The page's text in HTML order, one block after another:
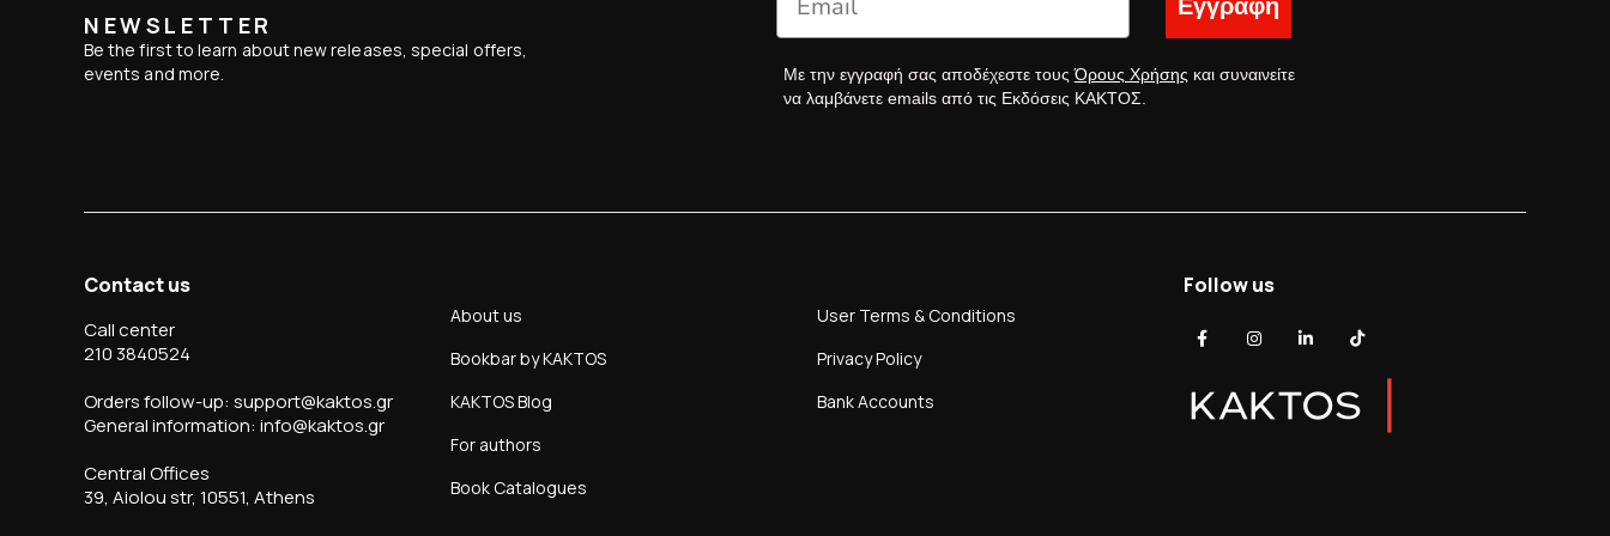
NEWSLETTER
Be the first to learn about new releases, special offers,
events and more.
Με την εγγραφή σας αποδέχεστε τουςΌρους Χρήσης και συναινείτε
να λαμβάνετε emails από τις Εκδόσεις ΚΑΚΤΟΣ.
Contact us
Call center
210 3840524
Orders follow-up: support@kaktos.gr
General information: info@kaktos.gr
Central Offices
39, Aiolou str, 10551, Athens
About us
Bookbar by KAKTOS
KAKTOS Blog
For authors
Book Catalogues
User Terms & Conditions
Privacy Policy
Bank Accounts
Follow us